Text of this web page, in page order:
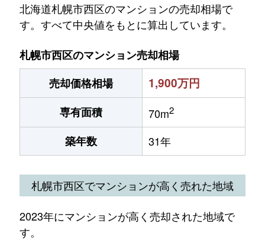
北海道札幌市西区のマンションの売却相場で
す。すべて中央値をもとに算出しています。
札幌市西区のマンション売却相場
売却価格相場
1,900万円
専有面積 70m2
築年数 31年
札幌市西区でマンションが高く売れた地域
2023年にマンションが高く売却された地域で
す。